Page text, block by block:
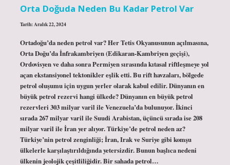
Orta Doğuda Neden Bu Kadar Petrol Var
Tarih: Aralık 22, 2024
Ortadoğu’da neden petrol var? Her Tetis Okyanusunun açılmasına,
Orta Doğu’da İnfrakambriyen (Edikaran-Kambriyen geçişi),
Ordovisyen ve daha sonra Permiyen sırasında kıtasal riftleşmeye yol
açan ekstansiyonel tektonikler eşlik etti. Bu rift havzaları, bölgede
petrol oluşumu için uygun yerler olarak kabul edilir. Dünyanın en
büyük petrol rezervi hangi ülkede? Dünyanın en büyük petrol
rezervleri 303 milyar varil ile Venezuela’da bulunuyor. İkinci
sırada 267 milyar varil ile Suudi Arabistan, üçüncü sırada ise 208
milyar varil ile İran yer alıyor. Türkiye’de petrol neden az?
Türkiye’nin petrol zenginliği; İran, Irak ve Suriye gibi komşu
ülkelerle karşılaştırıldığında yetersizdir. Bunun başlıca nedeni
ülkenin jeolojik çeşitliliğidir. Bir sahada petrol…